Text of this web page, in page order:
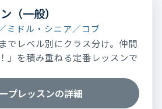
（一般）
ミドル・シニア／コブ
でレベル別にクラス分け。仲間
」を積み重ねる定番レッスンで
プレッスンの詳細